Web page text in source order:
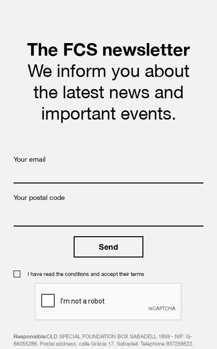
The FCS newsletter
We inform you about
the latest news and
important events.
Your email
Your postal code
I have read the conditions and accept their terms
Responsible:OLD SPECIAL FOUNDATION BOX SABADELL 1859 - NIF: G-
66055286. Postal address: calle Gràcia 17. Sabadell. Telephone 937259522.